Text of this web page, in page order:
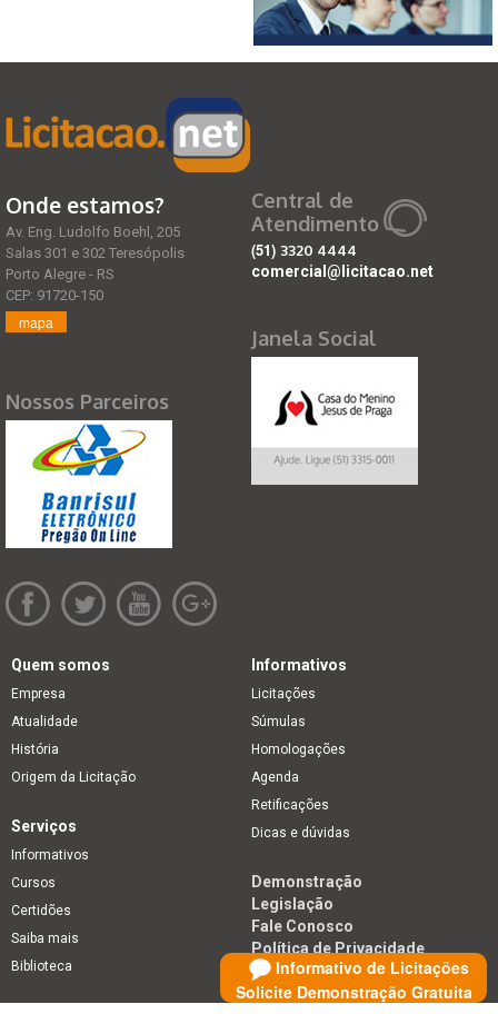
Informativo de Licitações
Solicite Demonstração Gratuita
Onde estamos?
Av. Eng. Ludolfo Boehl, 205
Salas 301 e 302 Teresópolis
Porto Alegre - RS
CEP: 91720-150
mapa
Nossos Parceiros
Central de
Atendimento
(51) 3320 4444
comercial@licitacao.net
Janela Social
Quem somos
Empresa
Atualidade
História
Origem da Licitação
Informativos
Licitações
Súmulas
Homologações
Agenda
Retificações
Dicas e dúvidas
Serviços
Informativos
Cursos
Certidões
Saiba mais
Biblioteca
Demonstração
Legislação
Fale Conosco
Política de Privacidade